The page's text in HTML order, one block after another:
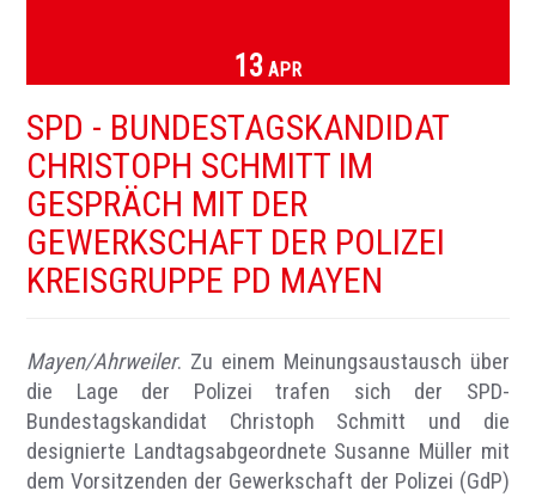
13 APR
SPD - BUNDESTAGSKANDIDAT
CHRISTOPH SCHMITT IM
GESPRÄCH MIT DER
GEWERKSCHAFT DER POLIZEI
KREISGRUPPE PD MAYEN
Mayen/Ahrweiler. Zu einem Meinungsaustausch über
die Lage der Polizei trafen sich der SPD-
Bundestagskandidat Christoph Schmitt und die
designierte Landtagsabgeordnete Susanne Müller mit
dem Vorsitzenden der Gewerkschaft der Polizei (GdP)